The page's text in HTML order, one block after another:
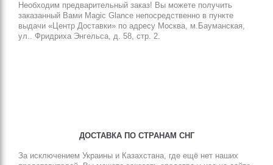
Необходим предварительный заказ! Вы можете получить
заказанный Вами Magic Glance непосредственно в пункте
выдачи «Центр Доставки» по адресу Москва, м.Бауманская,
ул.. Фридриха Энгельса, д. 58, стр. 2.
ДОСТАВКА ПО СТРАНАМ СНГ
За исключением Украины и Казахстана, где ещё нет наших